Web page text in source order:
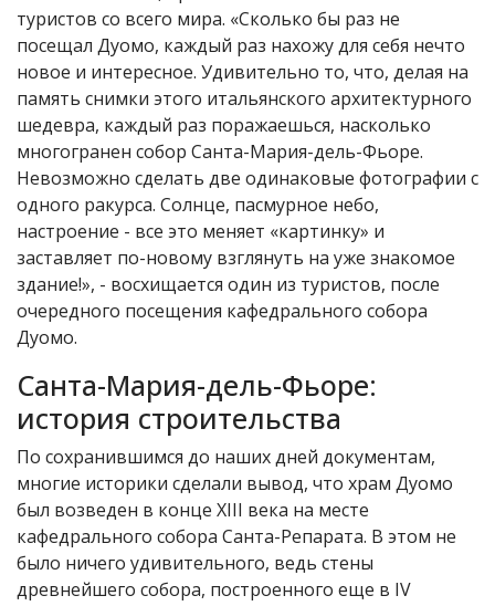
туристов со всего мира. «Сколько бы раз не
посещал Дуомо, каждый раз нахожу для себя нечто
новое и интересное. Удивительно то, что, делая на
память снимки этого итальянского архитектурного
шедевра, каждый раз поражаешься, насколько
многогранен собор Санта-Мария-дель-Фьоре.
Невозможно сделать две одинаковые фотографии с
одного ракурса. Солнце, пасмурное небо,
настроение - все это меняет «картинку» и
заставляет по-новому взглянуть на уже знакомое
здание!», - восхищается один из туристов, после
очередного посещения кафедрального собора
Дуомо.
Санта-Мария-дель-Фьоре:
история строительства
По сохранившимся до наших дней документам,
многие историки сделали вывод, что храм Дуомо
был возведен в конце XIII века на месте
кафедрального собора Санта-Репарата. В этом не
было ничего удивительного, ведь стены
древнейшего собора, построенного еще в IV